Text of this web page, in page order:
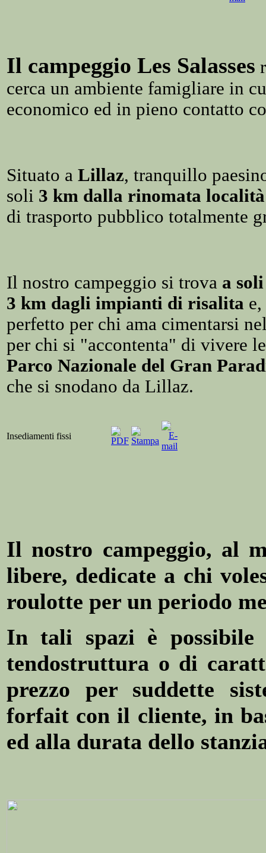
Il campeggio Les Salasses
cerca un ambiente famigliare in
economico ed in pieno contatto
Situato a Lillaz, tranquillo
soli 3 km dalla rinomata
di trasporto pubblico totalmente
Il nostro campeggio si trova a
3 km dagli impianti di risalita
perfetto per chi ama cimentarsi
per chi si "accontenta" di vivere
Parco Nazionale del Gran
che si snodano da Lillaz.
Insediamenti fissi
Il nostro campeggio, al
libere, dedicate a chi
roulotte per un periodo
In tali spazi è
tendostruttura o di
prezzo per suddette
forfait con il cliente, in
ed alla durata dello